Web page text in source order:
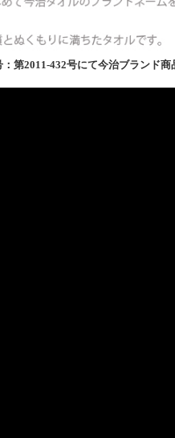
432号にて今治ブランド商